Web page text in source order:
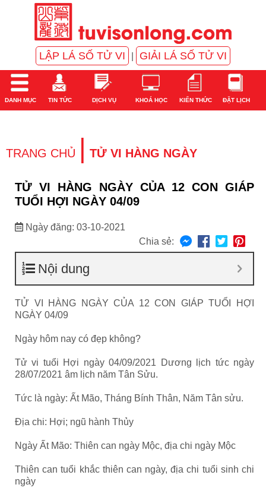
LẬP LÁ SỐ TỬ VI GIẢI LÁ SỐ TỬ VI
DANH MỤC TIN TỨC DỊCH VỤ KHOÁ HỌC KIẾN THỨC ĐẶT LỊCH
TRANG CHỦ | TỬ VI HÀNG NGÀY
TỬ VI HÀNG NGÀY CỦA 12 CON GIÁP
TUỔI HỢI NGÀY 04/09
Ngày đăng: 03-10-2021
Chia sẻ:
Nội dung
TỬ VI HÀNG NGÀY CỦA 12 CON GIÁP TUỔI HỢI
NGÀY 04/09
Ngày hôm nay có đẹp không?
Tử vi tuổi Hợi ngày 04/09/2021 Dương lịch tức ngày
28/07/2021 âm lịch năm Tân Sửu.
Tức là ngày: Ất Mão, Tháng Bính Thân, Năm Tân sửu.
Địa chi: Hợi; ngũ hành Thủy
Ngày Ất Mão: Thiên can ngày Mộc, địa chi ngày Mộc
Thiên can tuổi khắc thiên can ngày, địa chi tuổi sinh chi
ngày